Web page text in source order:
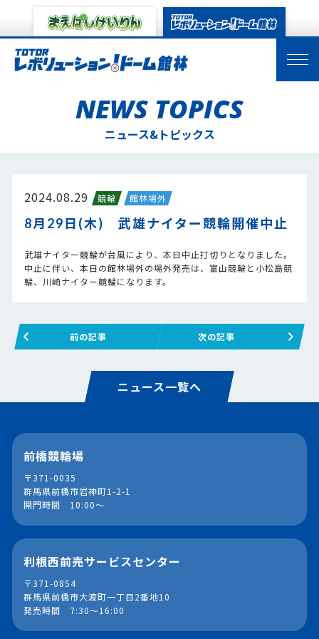
NEWS TOPICS
ニュース&トピックス
2024.08.29 競輪 館林場外
8月29日(木) 武雄ナイター競輪開催中止
武雄ナイター競輪が台風により、本日中止打切りとなりました。
中止に伴い、本日の館林場外の場外発売は、富山競輪と小松島競
輪、川崎ナイター競輪になります。
前の記事 次の記事
ニュース一覧へ
前橋競輪場
〒371-0035
群馬県前橋市岩神町1-2-1
開門時間 10:00～
利根西前売サービスセンター
〒371-0854
群馬県前橋市大渡町一丁目2番地10
発売時間 7:30～16:00